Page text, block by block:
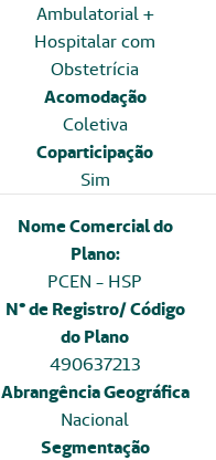
Ambulatorial +
Hospitalar com
Obstetrícia
Acomodação
Coletiva
Coparticipação
Sim
Nome Comercial do
Plano:
PCEN - HSP
N° de Registro/ Código
do Plano
490637213
Abrangência Geográfica
Nacional
Segmentação